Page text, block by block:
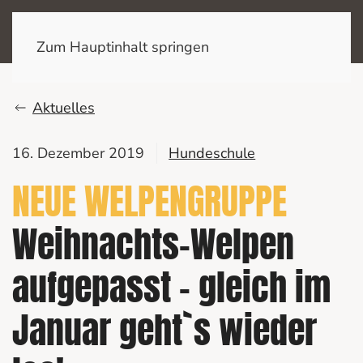
Zum Hauptinhalt springen
Aktuelles
16. Dezember 2019 Hundeschule
NEUE WELPENGRUPPE
Weihnachts-Welpen
aufgepasst – gleich im
Januar geht`s wieder